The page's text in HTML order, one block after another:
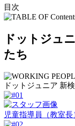
目次
ドットジュ
たち
ドットジュニア 新
児童指導員（教室長